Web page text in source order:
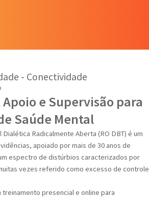
- Conectividade
e Supervisão para
Saúde Mental
Radicalmente Aberta (RO DBT) é um
apoiado por mais de 30 anos de
espectro de distúrbios caracterizados por
vezes referido como excesso de controle
presencial e online para